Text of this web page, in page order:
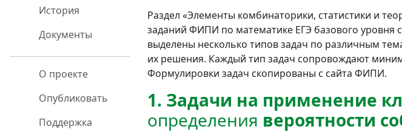
История
Документы
О проекте
Опубликовать
Поддержка
Раздел «Элементы комбинаторики, статистики и
заданий ФИПИ по математике ЕГЭ базового уровня
выделены несколько типов задач по различным
их решения. Каждый тип задач сопровождают
Формулировки задач скопированы с сайта ФИПИ.
1. Задачи на применение
определения вероятности